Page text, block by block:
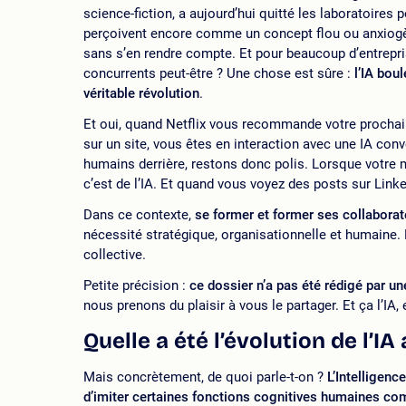
science-fiction, a aujourd’hui quitté les laboratoires
perçoivent encore comme un concept flou ou
sans s’en rendre compte. Et pour beaucoup
concurrents peut-être ? Une chose est sûre : l’IA
véritable révolution.
Et oui, quand Netflix vous recommande votre
sur un site, vous êtes en interaction avec une IA
humains derrière, restons donc polis. Lorsque votre
c’est de l’IA. Et quand vous voyez des posts sur
Dans ce contexte, se former et former ses
nécessité stratégique, organisationnelle et humaine.
collective.
Petite précision : ce dossier n’a pas été rédigé par
nous prenons du plaisir à vous le partager. Et ça
Quelle a été l’évolution de l’IA
Mais concrètement, de quoi parle-t-on ?
d’imiter certaines fonctions cognitives humaines